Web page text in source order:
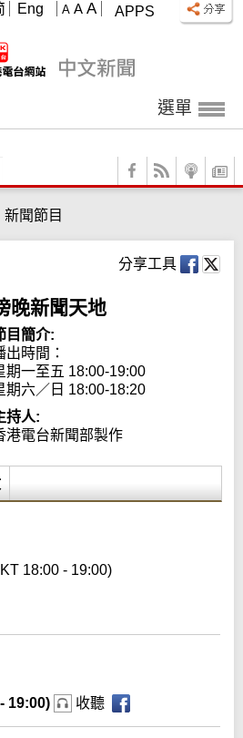
APPS
A A A
Eng
選單
新聞節目
分享工具
晚新聞天地
目簡介:
出時間：
期一至五 18:00-19:00
期六／日 18:00-18:20
持人:
港電台新聞部製作
18:00 - 19:00)
19:00) 收聽